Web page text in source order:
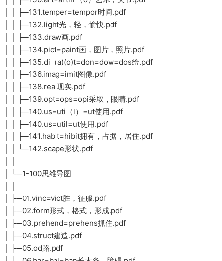
│ │ ├─131.temper=tempor时间.pdf
│ │ ├─132.light光，轻，愉快.pdf
│ │ ├─133.draw画.pdf
│ │ ├─134.pict=paint画，图片，照片.pdf
│ │ ├─135.di（a)(o)t=don=dow=dos给.pdf
│ │ ├─136.imag=imit图像.pdf
│ │ ├─138.real现实.pdf
│ │ ├─139.opt=ops=opi采取，眼睛.pdf
│ │ ├─140.us=uti（l）=ut使用.pdf
│ │ ├─140.us=util=ut使用.pdf
│ │ ├─141.habit=hibit拥有，占据，居住.pdf
│ │ └─142.scape形状.pdf
│ └─1-100思维导图
│ ├─01.vinc=vict胜，征服.pdf
│ ├─02.form形式，格式，形成.pdf
│ ├─03.prehend=prehens抓住.pdf
│ ├─04.struct建造.pdf
│ ├─05.od路.pdf